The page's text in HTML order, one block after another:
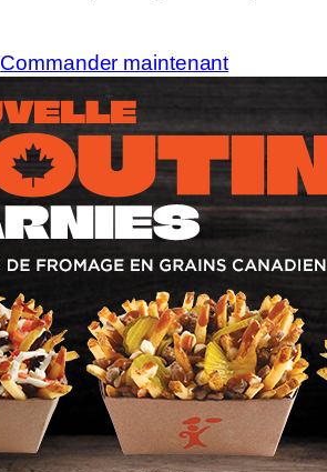
Commander maintenant